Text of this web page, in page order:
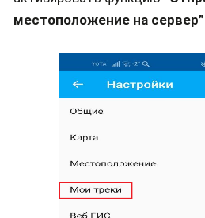
местоположение на сервер”